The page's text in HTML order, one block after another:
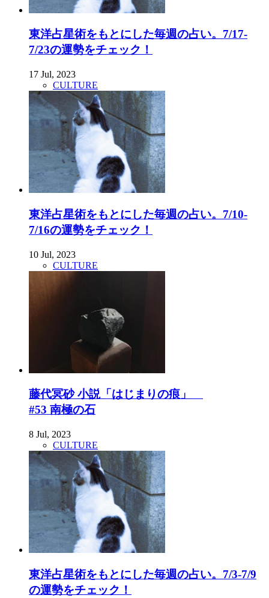
東洋占星術をもとにした毎週の占い。7/17-
7/23の運勢をチェック！
17 Jul, 2023
CULTURE
東洋占星術をもとにした毎週の占い。7/10-
7/16の運勢をチェック！
10 Jul, 2023
CULTURE
藤代冥砂 小説「はじまりの痕」
#53 南極の石
8 Jul, 2023
CULTURE
東洋占星術をもとにした毎週の占い。7/3-7/9
の運勢をチェック！